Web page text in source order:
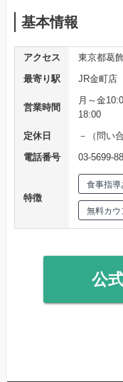
基本情報
アクセス
東京都葛
最寄り駅
JR金町店
営業時間
月～金
18:00
定休日
－（問い
電話番号
03-5699-
特徴
食事指導
無料カウ
公